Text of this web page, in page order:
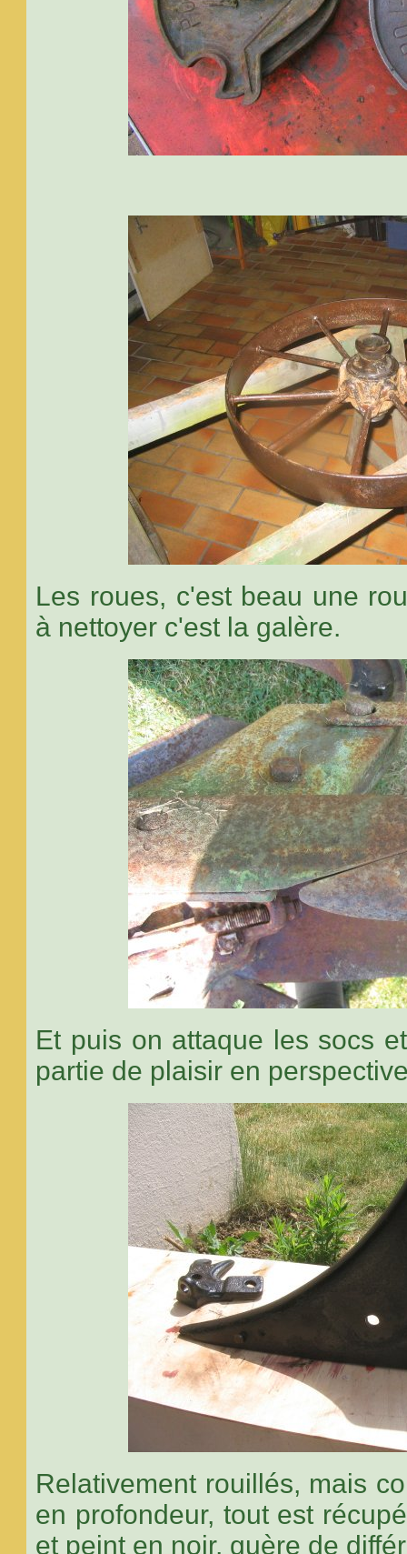
Les roues, c'est beau une
à nettoyer c'est la galère.
Et puis on attaque les socs
partie de plaisir en
Relativement rouillés, mais
en profondeur, tout est
et peint en noir, guère de